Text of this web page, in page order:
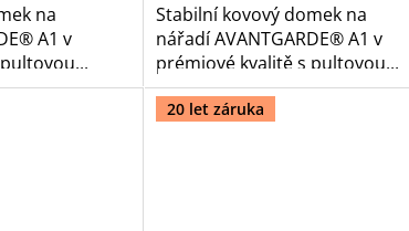
na
A1 v
Stabilní kovový domek na
nářadí AVANTGARDE® A1 v
prémiové kvalitě s pultovou...
20 let záruka